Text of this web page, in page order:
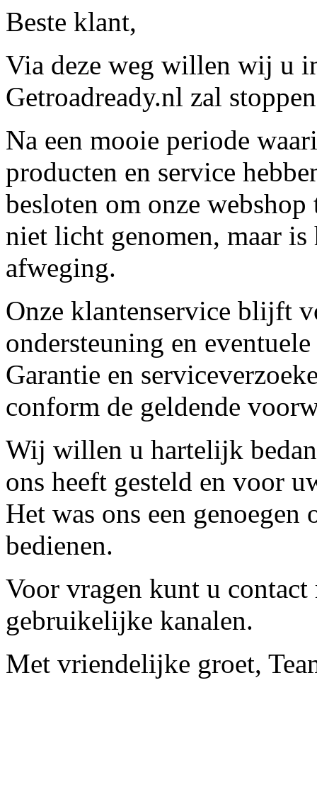
Beste klant,
Via deze weg willen wij u
Getroadready.nl zal
Na een mooie periode
producten en service
besloten om onze
niet licht genomen, maar
afweging.
Onze klantenservice blijft
ondersteuning en
Garantie en
conform de geldende
Wij willen u hartelijk
ons heeft gesteld en voor
Het was ons een
bedienen.
Voor vragen kunt u contact
gebruikelijke kanalen.
Met vriendelijke groet,